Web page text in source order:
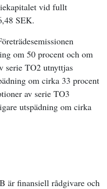
vid fullt
SEK.
om 50 procent och om
serie TO2 utnyttjas
om cirka 33 procent
av serie TO3
utspädning om cirka
är finansiell rådgivare och